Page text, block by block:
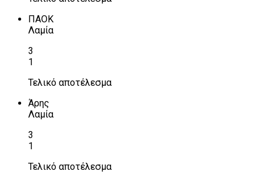
ΠΑΟΚ
Λαμία
3
1
Τελικό αποτέλεσμα
Άρης
Λαμία
3
1
Τελικό αποτέλεσμα